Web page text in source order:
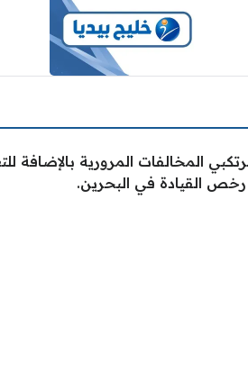
المخالفات المرورية بالإضافة
رخص القيادة في البحرين.